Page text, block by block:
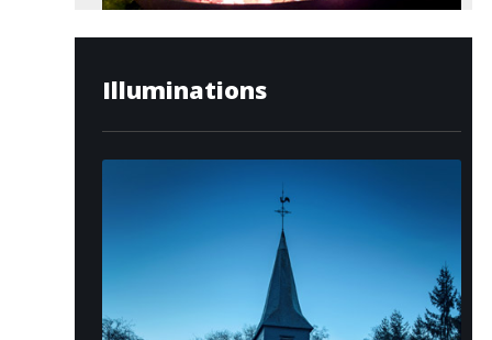
Illuminations